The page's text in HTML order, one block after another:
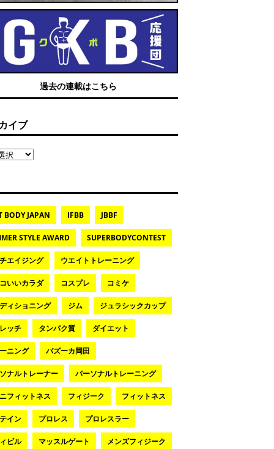
過去の連載はこちら
イブ
BODY JAPAN IFBB JBBF
STYLE AWARD SUPERBODYCONTEST
エイジング ウエイトトレーニング
いいカラダ コスプレ コミケ
ィショニング ジム ジュラシックカップ
ッチ タンパク質 ダイエット
ニング バズーカ岡田
ナルトレーナー パーソナルトレーニング
フィットネス フィジーク フィットネス
イン プロレス プロレスラー
ビル マッスルゲート メンズフィジーク